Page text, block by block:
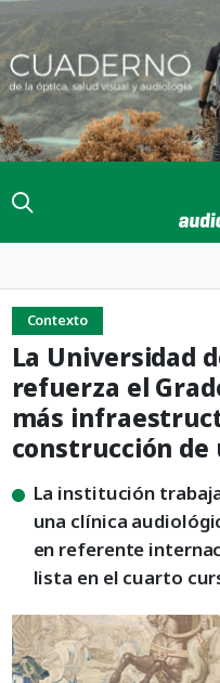
Contexto
La Universidad
refuerza el
más
construcción de
La institución
una clínica
en referente
lista en el cuarto